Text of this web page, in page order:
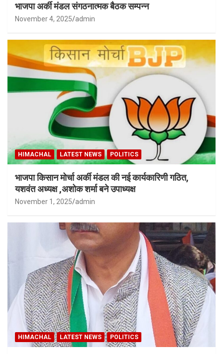
भाजपा अर्की मंडल संगठनात्मक बैठक सम्पन्न
November 4, 2025 admin
HIMACHAL LATEST NEWS POLITICS
भाजपा किसान मोर्चा अर्की मंडल की नई कार्यकारिणी गठित,
यशवंत अध्यक्ष ,अशोक शर्मा बने उपाध्यक्ष
November 1, 2025 admin
HIMACHAL LATEST NEWS POLITICS